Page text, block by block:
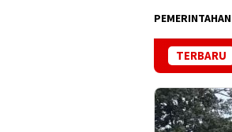
PEMERINTAHAN
TERBARU